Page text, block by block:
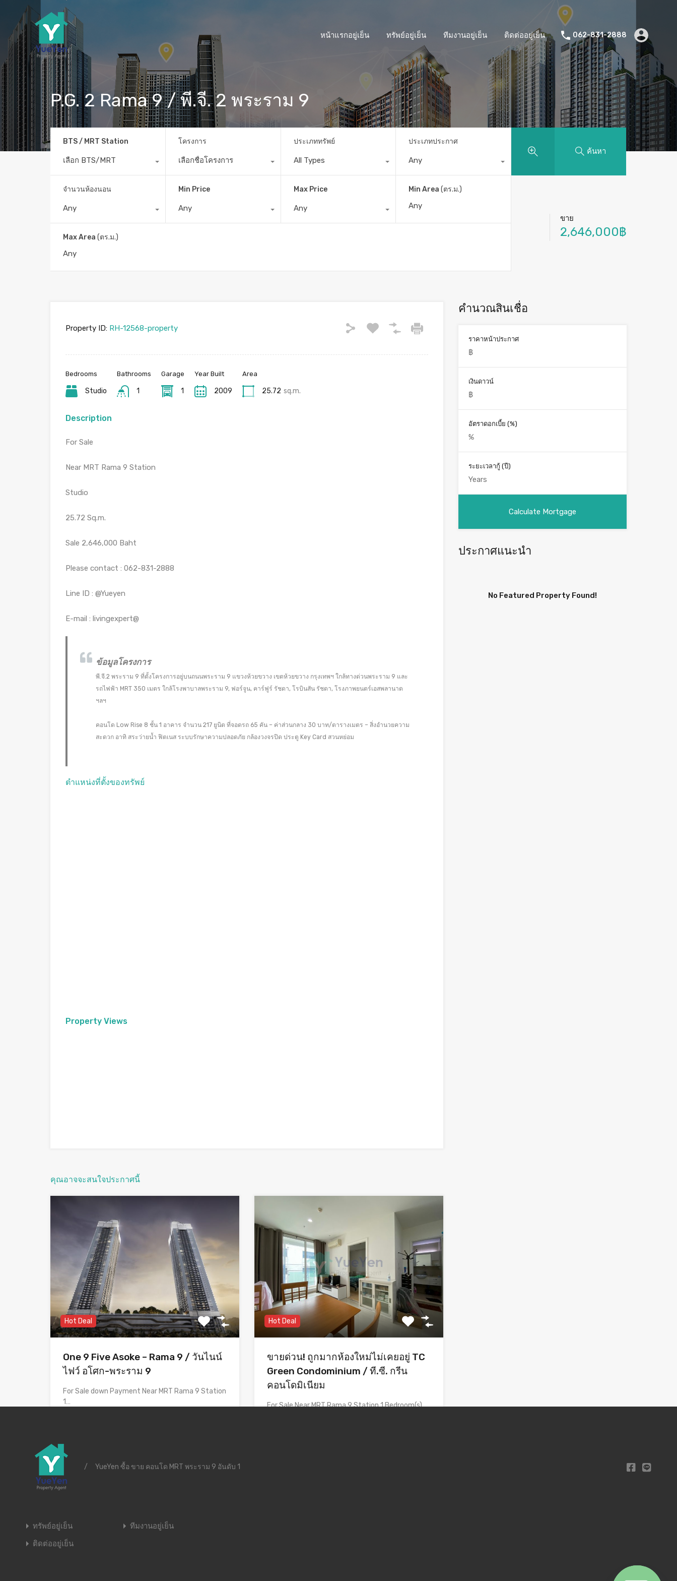
หน้าแรกอยู่เย็น ทรัพย์อยู่เย็น ทีมงานอยู่เย็น ติดต่ออยู่เย็น 062-831-2888
P.G. 2 Rama 9 / พี.จี. 2 พระราม 9
BTS / MRT Station
เลือก BTS/MRT
โครงการ
เลือกชื่อโครงการ
ประเภททรัพย์
All Types
ประเภทประกาศ
Any
จำนวนห้องนอน
Any
Min Price
Any
Max Price
Any
Min Area (ตร.ม.)
Max Area (ตร.ม.)
ค้นหา
Home P.G. 2 Rama 9 / พี.จี. 2 พระราม 9
P.G. 2 Rama 9 / พี.จี. 2 พระราม 9
135 ถนน พระราม 9 แขวง เขตห้วยขวาง กรุงเทพมหานคร 10310 ประเทศไทย
ขาย
2,646,000฿
Property ID: RH-12568-property
Bedrooms
Studio
Bathrooms
1
Garage
1
Year Built
2009
Area
25.72 sq.m.
Description
For Sale
Near MRT Rama 9 Station
Studio
25.72 Sq.m.
Sale 2,646,000 Baht
Please contact : 062-831-2888
Line ID : @Yueyen
E-mail : livingexpert@
ข้อมูลโครงการ
พี.จี.2 พระราม 9 ที่ตั้งโครงการอยู่บนถนนพระราม 9 แขวงห้วยขวาง เขตห้วยขวาง กรุงเทพฯ ใกล้ทางด่วนพระราม 9 และ
รถไฟฟ้า MRT 350 เมตร ใกล้โรงพาบาลพระราม 9, ฟอร์จูน, คาร์ฟูร์ รัชดา, โรบินสัน รัชดา, โรงภาพยนตร์เอสพลานาด
ฯลฯ
คอนโด Low Rise 8 ชั้น 1 อาคาร จำนวน 217 ยูนิต ที่จอดรถ 65 คัน – ค่าส่วนกลาง 30 บาท/ตารางเมตร – สิ่งอำนวยความ
สะดวก อาทิ สระว่ายน้ำ ฟิตเนส ระบบรักษาความปลอดภัย กล้องวงจรปิด ประตู Key Card สวนหย่อม
ตำแหน่งที่ตั้งของทรัพย์
Property Views
คุณอาจจะสนใจประกาศนี้
Hot Deal
One 9 Five Asoke – Rama 9 / วันไนน์
ไฟว์ อโศก-พระราม 9
For Sale down Payment Near MRT Rama 9 Station
1…
ขายดาวน์
4,500,000฿
Hot Deal
ขายด่วน! ถูกมากห้องใหม่ไม่เคยอยู่ TC
Green Condominium / ที.ซี. กรีน
คอนโดมิเนียม
For Sale Near MRT Rama 9 Station 1 Bedroom(s)
คำนวณสินเชื่อ
ราคาหน้าประกาศ
เงินดาวน์
อัตราดอกเบี้ย (%)
ระยะเวลากู้ (ปี)
ประกาศแนะนำ
No Featured Property Found!
/ YueYen ซื้อ ขาย คอนโด MRT พระราม 9 อันดับ 1
ทรัพย์อยู่เย็น
ทีมงานอยู่เย็น
ติดต่ออยู่เย็น